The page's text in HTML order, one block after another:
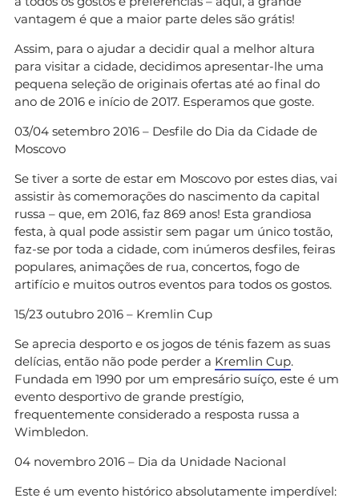
vantagem é que a maior parte deles são grátis!
Assim, para o ajudar a decidir qual a melhor altura
para visitar a cidade, decidimos apresentar-lhe uma
pequena seleção de originais ofertas até ao final do
ano de 2016 e início de 2017. Esperamos que goste.
03/04 setembro 2016 – Desfile do Dia da Cidade de
Moscovo
Se tiver a sorte de estar em Moscovo por estes dias, vai
assistir às comemorações do nascimento da capital
russa – que, em 2016, faz 869 anos! Esta grandiosa
festa, à qual pode assistir sem pagar um único tostão,
faz-se por toda a cidade, com inúmeros desfiles, feiras
populares, animações de rua, concertos, fogo de
artifício e muitos outros eventos para todos os gostos.
15/23 outubro 2016 – Kremlin Cup
Se aprecia desporto e os jogos de ténis fazem as suas
delícias, então não pode perder a Kremlin Cup.
Fundada em 1990 por um empresário suíço, este é um
evento desportivo de grande prestígio,
frequentemente considerado a resposta russa a
Wimbledon.
04 novembro 2016 – Dia da Unidade Nacional
Este é um evento histórico absolutamente imperdível: